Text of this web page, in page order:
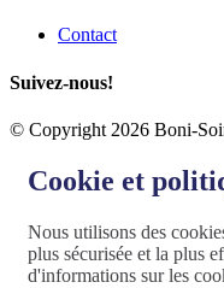
Contact
Suivez-nous!
© Copyright 2026 Boni-
Cookie et
Nous utilisons des
plus sécurisée et la plus
d'informations sur les